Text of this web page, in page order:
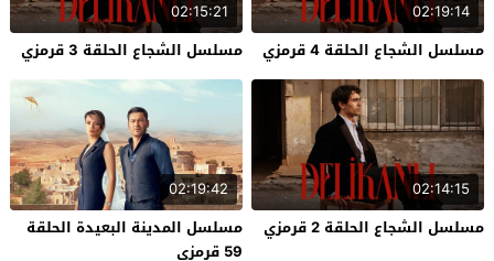
02:19:14
مسلسل الشجاع الحلقة 4 قرمزي
02:15:21
مسلسل الشجاع الحلقة 3 قرمزي
02:14:15
مسلسل الشجاع الحلقة 2 قرمزي
02:19:42
مسلسل المدينة البعيدة الحلقة
59 قرمزي